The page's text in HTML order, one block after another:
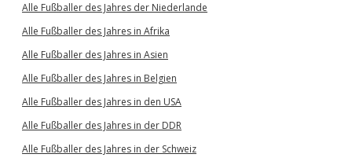
Alle Fußballer des Jahres der Niederlande
Alle Fußballer des Jahres in Afrika
Alle Fußballer des Jahres in Asien
Alle Fußballer des Jahres in Belgien
Alle Fußballer des Jahres in den USA
Alle Fußballer des Jahres in der DDR
Alle Fußballer des Jahres in der Schweiz